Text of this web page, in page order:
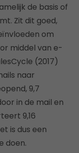
de basis of
Zit dit goed,
om
middel van e-
(2017)
naar
9,7
in de mail en
9,16
is dus een
doen.